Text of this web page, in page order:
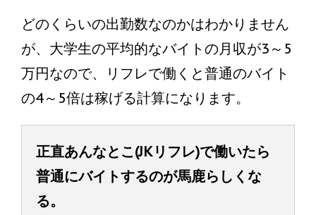
どのくらいの出勤数なのかはわかりません
が、大学生の平均的なバイトの月収が3～5
万円なので、リフレで働くと普通のバイト
の4～5倍は稼げる計算になります。
正直あんなとこ(JKリフレ)で働いたら
普通にバイトするのが馬鹿らしくな
る。